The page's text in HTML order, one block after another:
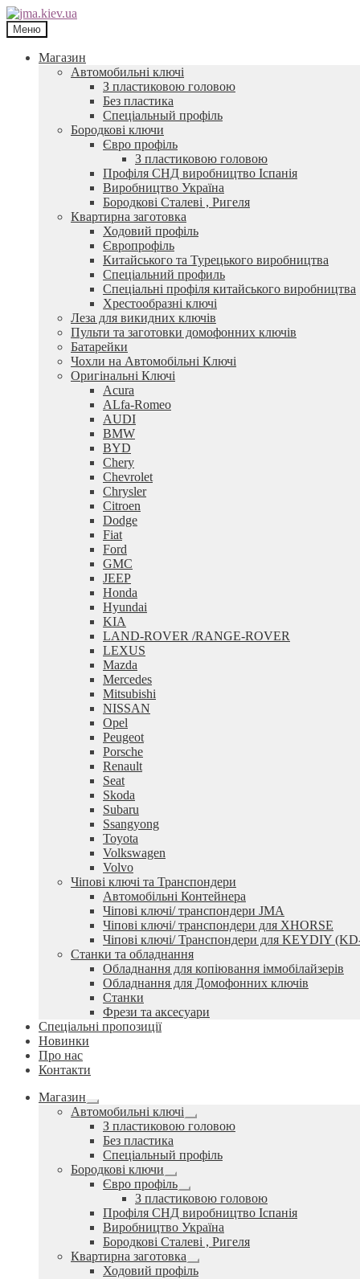
Перейти
до
навігації
Перейти
до
контенту
Меню
Магазин
Автомобильні ключі
З пластиковою головою
Без пластика
Спеціальный профіль
Бородкові ключи
Євро профіль
З пластиковою головою
Профіля СНД виробництво Іспанія
Виробництво Україна
Бородкові Сталеві , Ригеля
Квартирна заготовка
Ходовий профіль
Європрофіль
Китайського та Турецького виробництва
Спеціальний профиль
Спеціальні профіля китайського виробництва
Хрестообразні ключі
Леза для викидних ключів
Пульти та заготовки домофонних ключів
Батарейки
Чохли на Автомобільні Ключі
Оригінальні Ключі
Acura
ALfa-Romeo
AUDI
BMW
BYD
Chery
Chevrolet
Chrysler
Citroen
Dodge
Fiat
Ford
GMC
JEEP
Honda
Hyundai
KIA
LAND-ROVER /RANGE-ROVER
LEXUS
Mazda
Mercedes
Mitsubishi
NISSAN
Opel
Peugeot
Porsche
Renault
Seat
Skoda
Subaru
Ssangyong
Toyota
Volkswagen
Volvo
Чіпові ключі та Транспондери
Автомобільні Контейнера
Чіпові ключі/ транспондери JMA
Чіпові ключі/ транспондери для XHORSE
Чіпові ключі/ Транспондери для KEYDIY
Станки та обладнання
Обладнання для копіювання іммобілайзерів
Обладнання для Домофонних ключів
Станки
Фрези та аксесуари
Спеціальні пропозиції
Новинки
Про нас
Контакти
Магазин
Розгорнуте
вкладене
меню
Автомобильні ключі
Розгорнуте
вкладене
З пластиковою головою
Без пластика
Спеціальный профіль
Бородкові ключи
Розгорнуте
вкладене
меню
Євро профіль
Розгорнуте
вкладене
меню
З пластиковою головою
Профіля СНД виробництво Іспанія
Виробництво Україна
Бородкові Сталеві , Ригеля
Квартирна заготовка
Розгорнуте
Ходовий профіль